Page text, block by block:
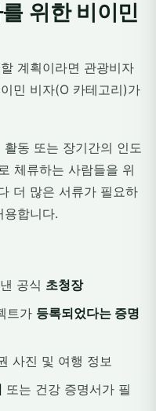
위한 비이민
계획이라면 관광비자
민 비자(O 카테고리)가
동 또는 장기간의 인도
체류하는 사람들을 위
더 많은 서류가 필요하
합니다.
공식 초청장
트가 등록되었다는 증명
사진 및 여행 정보
또는 건강 증명서가 필